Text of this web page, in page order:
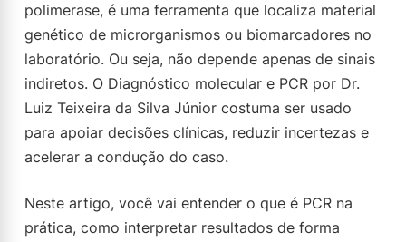
polimerase, é uma ferramenta que localiza material
genético de microrganismos ou biomarcadores no
laboratório. Ou seja, não depende apenas de sinais
indiretos. O Diagnóstico molecular e PCR por Dr.
Luiz Teixeira da Silva Júnior costuma ser usado
para apoiar decisões clínicas, reduzir incertezas e
acelerar a condução do caso.
Neste artigo, você vai entender o que é PCR na
prática, como interpretar resultados de forma